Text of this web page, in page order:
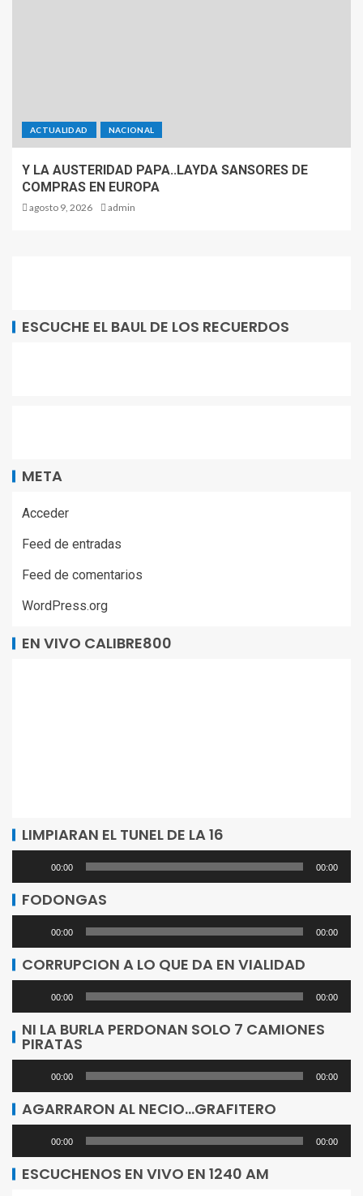
ACTUALIDAD NACIONAL
Y LA AUSTERIDAD PAPA..LAYDA SANSORES DE
COMPRAS EN EUROPA
agosto 9, 2026 admin
ESCUCHE EL BAUL DE LOS RECUERDOS
META
Acceder
Feed de entradas
Feed de comentarios
WordPress.org
EN VIVO CALIBRE800
LIMPIARAN EL TUNEL DE LA 16
Reproductor
de
audio
00:00 00:00
FODONGAS
Reproductor
de
audio
00:00 00:00
CORRUPCION A LO QUE DA EN VIALIDAD
Reproductor
de
audio
00:00 00:00
NI LA BURLA PERDONAN SOLO 7 CAMIONES
PIRATAS
Reproductor
de
audio
00:00 00:00
AGARRARON AL NECIO…GRAFITERO
Reproductor
de
00:00 00:00
ESCUCHENOS EN VIVO EN 1240 AM